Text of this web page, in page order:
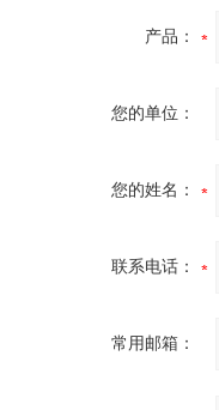
产品：
您的单位：
您的姓名：
联系电话：
常用邮箱：